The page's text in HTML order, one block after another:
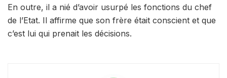
En outre, il a nié d’avoir usurpé les fonctions du chef
de l’Etat. Il affirme que son frère était conscient et que
c’est lui qui prenait les décisions.